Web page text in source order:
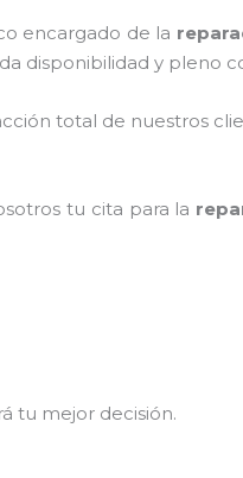
encargado de la
disponibilidad y pleno
total de nuestros
tu cita para la
tu mejor decisión.